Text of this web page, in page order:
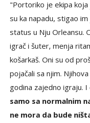
"Portoriko je ekipa
su ka napadu, stigao
status u Nju Orleansu.
igrač i šuter, menja
košarkaš. Oni su od
pojačali sa njim.
godina zajedno igraju.
samo sa normalnim
ne mora da bude